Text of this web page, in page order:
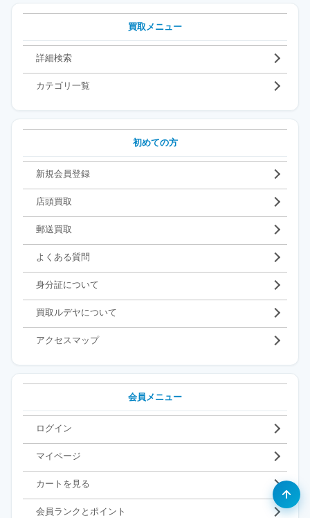
買取メニュー
詳細検索
カテゴリ一覧
初めての方
新規会員登録
店頭買取
郵送買取
よくある質問
身分証について
買取ルデヤについて
アクセスマップ
会員メニュー
ログイン
マイページ
カートを見る
会員ランクとポイント